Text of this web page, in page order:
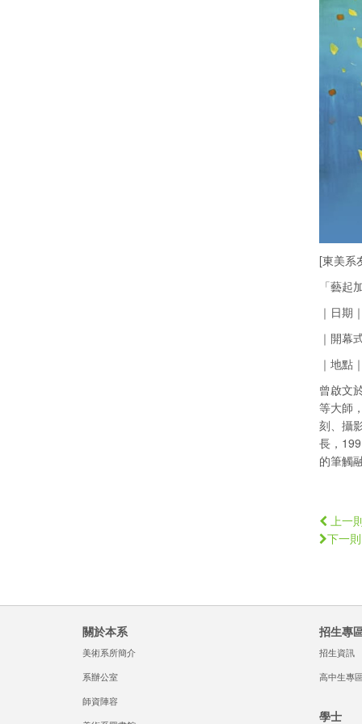
[東美系
「藝起
｜日期
｜開幕
｜地點
曾啟文
等大師
刻、攝
長，
的筆觸
上一
下一
關於本系
美術系所簡介
系辦公室
師資陣容
招生專
招生資訊
高中生專
學士